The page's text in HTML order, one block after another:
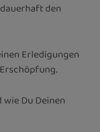
den
Erledigungen
Du Deinen